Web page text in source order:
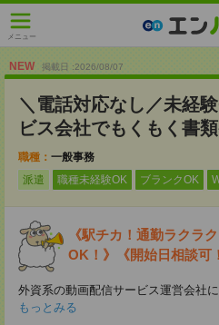
メニュー
NEW 掲載日 :2026/08/07
＼電話対応なし／未経
ビス会社でもくもく書
職種： 一般事務
派遣
職種未経験OK ブランクOK
《駅チカ！通勤ラクラ
OK！》《開始日相談可
外資系の動画配信サービス運営会社
もっとみる